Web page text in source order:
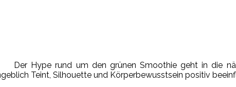
Der Hype rund um den grünen Smoothie geht in die
Teint, Silhouette und Körperbewusstsein positiv